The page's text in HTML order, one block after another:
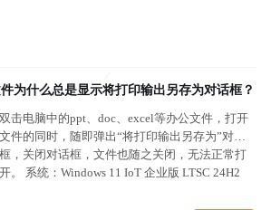
为什么总是显示将打印输出另存为对话框？
双击电脑中的ppt、doc、excel等办公文件，打开
文件的同时，随即弹出“将打印输出另存为”对话
框，关闭对话框，文件也随之关闭，无法正常打
开。 系统：Windows 11 IoT 企业版 LTSC 24H2